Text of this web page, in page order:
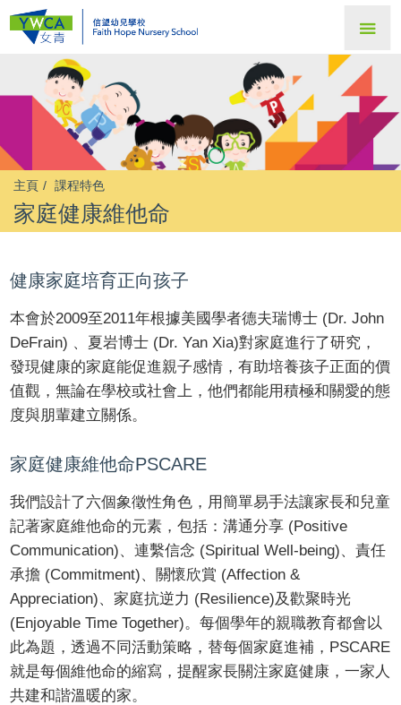
主頁 課程特色
家庭健康維他命
健康家庭培育正向孩子
本會於2009至2011年根據美國學者德夫瑞博士 (Dr. John
DeFrain) 、夏岩博士 (Dr. Yan Xia)對家庭進行了研究，
發現健康的家庭能促進親子感情，有助培養孩子正面的價
值觀，無論在學校或社會上，他們都能用積極和關愛的態
度與朋輩建立關係。
家庭健康維他命PSCARE
我們設計了六個象徵性角色，用簡單易手法讓家長和兒童
記著家庭維他命的元素，包括：溝通分享 (Positive
Communication)、連繫信念 (Spiritual Well-being)、責任
承擔 (Commitment)、關懷欣賞 (Affection &
Appreciation)、家庭抗逆力 (Resilience)及歡聚時光
(Enjoyable Time Together)。每個學年的親職教育都會以
此為題，透過不同活動策略，替每個家庭進補，PSCARE
就是每個維他命的縮寫，提醒家長關注家庭健康，一家人
共建和諧溫暖的家。